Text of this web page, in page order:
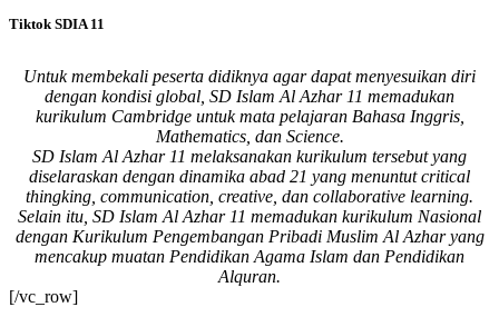
bertanggung jawab,
dengan penuh
keikhlasan.
Bismillah, semoga
setiap langkah
menjadi ladang
kebaikan🌱
#SDIAIAzhar11Surab
aya #DiklatTakmir
#PemimpinMuda
#Berakhlak Mulia
#surabaya #sekolah
Tiktok SDIA 11
Untuk membekali peserta didiknya agar dapat menyesuikan diri
dengan kondisi global, SD Islam Al Azhar 11 memadukan
kurikulum Cambridge untuk mata pelajaran Bahasa Inggris,
Mathematics, dan Science.
SD Islam Al Azhar 11 melaksanakan kurikulum tersebut yang
diselaraskan dengan dinamika abad 21 yang menuntut critical
thingking, communication, creative, dan collaborative learning.
Selain itu, SD Islam Al Azhar 11 memadukan kurikulum Nasional
dengan Kurikulum Pengembangan Pribadi Muslim Al Azhar yang
mencakup muatan Pendidikan Agama Islam dan Pendidikan
Alquran.
[/vc_row]